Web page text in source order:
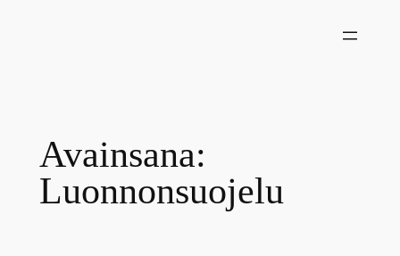
Avainsana:
Luonnonsuojelu